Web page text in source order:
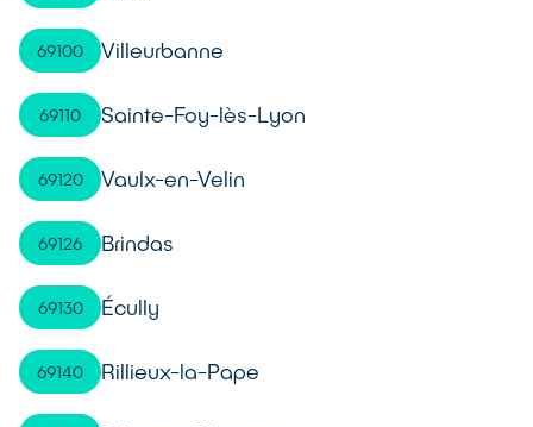
69100 Villeurbanne
69110 Sainte-Foy-lès-Lyon
69120 Vaulx-en-Velin
69126 Brindas
69130 Écully
69140 Rillieux-la-Pape